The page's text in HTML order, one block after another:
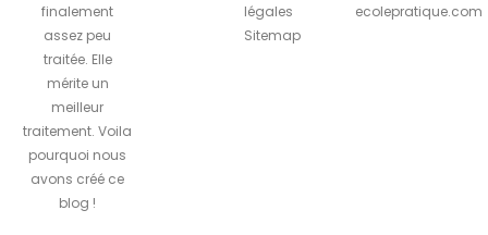
finalement
assez peu
traitée. Elle
mérite un
meilleur
traitement. Voila
pourquoi nous
avons créé ce
blog !
légales
Sitemap
ecolepratique.com